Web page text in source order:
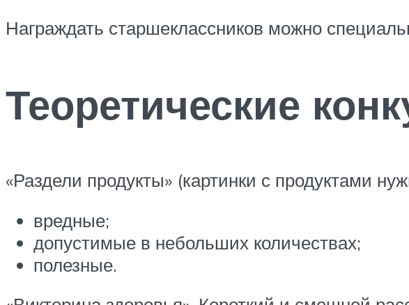
Награждать старшеклассников можно
Теоретические
«Раздели продукты» (картинки с продуктами
вредные;
допустимые в небольших количествах;
полезные.